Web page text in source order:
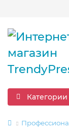
Категории